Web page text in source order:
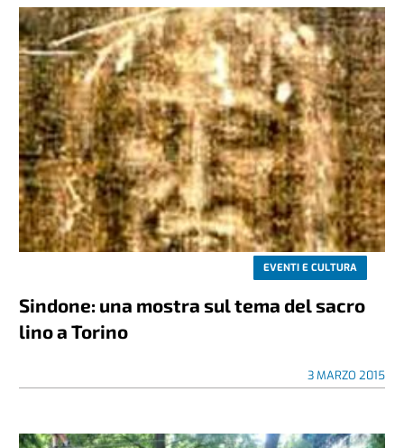
EVENTI E CULTURA
Sindone: una mostra sul tema del sacro
lino a Torino
3 MARZO 2015